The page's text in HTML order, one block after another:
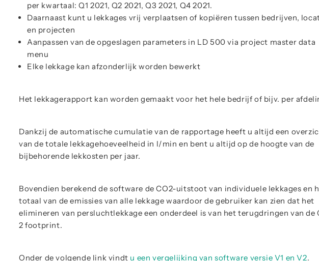
per kwartaal: Q1 2021, Q2 2021, Q3 2021, Q4 2021.
Daarnaast kunt u lekkages vrij verplaatsen of kopiëren tussen bedrijven,
en projecten
Aanpassen van de opgeslagen parameters in LD 500 via project master data
menu
Elke lekkage kan afzonderlijk worden bewerkt
Het lekkagerapport kan worden gemaakt voor het hele bedrijf of bijv. per
Dankzij de automatische cumulatie van de rapportage heeft u altijd een
van de totale lekkagehoeveelheid in l/min en bent u altijd op de hoogte van de
bijbehorende lekkosten per jaar.
Bovendien berekend de software de CO2-uitstoot van individuele lekkages en
totaal van de emissies van alle lekkage waardoor de gebruiker kan zien dat het
elimineren van persluchtlekkage een onderdeel is van het terugdringen van de
2 footprint.
Onder de volgende link vindt u een vergelijking van software versie V1 en V2.